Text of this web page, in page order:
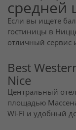
средней
Если вы ищете
гостиницы в
отличный сервис
Best
Nice
Центральный
площадью
Wi-Fi и удобный